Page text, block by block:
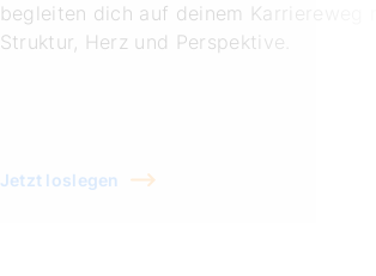
begleiten dich auf deinem Karriereweg
Struktur, Herz und Perspektive.
Jetzt loslegen